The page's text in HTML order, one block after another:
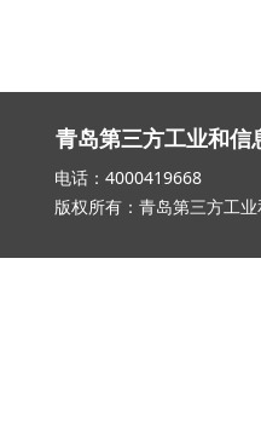
青岛第三方工业和信
电话：
版权所有：青岛第三